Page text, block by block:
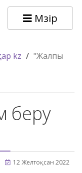
Мәзір
kz / "Жалпы
беру
12 Желтоқсан 2022